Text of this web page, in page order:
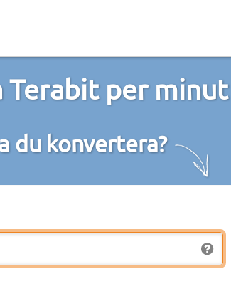
Terabit per minut
du konvertera?